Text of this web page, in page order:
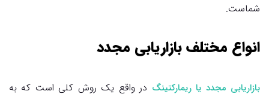
شماست.
انواع مختلف بازاریابی مجدد
بازاریابی مجدد یا ریمارکتینگ در واقع یک روش کلی است که به